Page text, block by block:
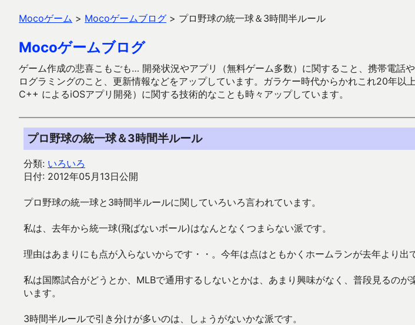
Mocoゲーム > Mocoゲームブログ > プロ野球の統一球＆3時間半ルール
Mocoゲームブログ
ゲーム作成の悲喜こもごも… 開発状況やアプリ（無料ゲーム多数）に関すること、携帯電
ログラミングのこと、更新情報などをアップしています。ガラケー時代からかれこれ20年
C++ によるiOSアプリ開発）に関する技術的なことも時々アップしています。
プロ野球の統一球＆3時間半ルール
分類: いろいろ
日付: 2012年05月13日公開
プロ野球の統一球と3時間半ルールに関していろいろ言われています。
私は、去年から統一球(飛ばないボール)はなんとなくつまらない派です。
理由はあまりにも点が入らないからです・・。今年は点はともかくホームランが去年より出
私は国際試合がどうとか、MLBで通用するしないとかは、あまり興味がなく、普段見るのが
います。
3時間半ルールで引き分けが多いのは、しょうがないかな派です。